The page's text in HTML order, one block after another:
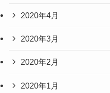
2020年4月
2020年3月
2020年2月
2020年1月